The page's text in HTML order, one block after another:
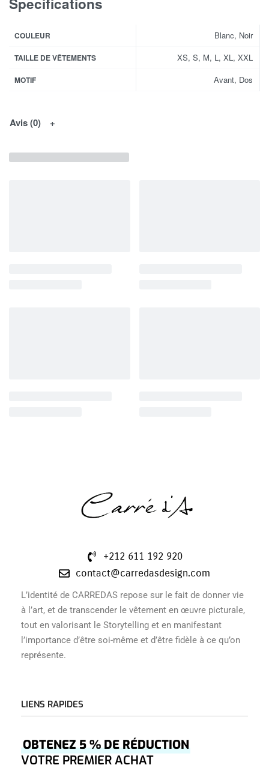
COULEUR Blanc, Noir
TAILLE DE VÊTEMENTS XS, S, M, L, XL, XXL
MOTIF Avant, Dos
Avis (0)
+212 611 192 920
contact@carredasdesign.com
L’identité de CARREDAS repose sur le fait de donner vie
à l’art, et de transcender le vêtement en œuvre picturale,
tout en valorisant le Storytelling et en manifestant
l’importance d’être soi-même et d’être fidèle à ce qu’on
représente.
LIENS RAPIDES
Accueil
Â Propos
OBTENEZ 5 % DE RÉDUCTION
VOTRE PREMIER ACHAT